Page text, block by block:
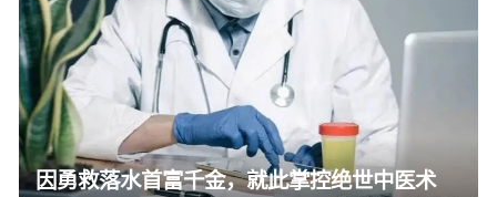
因勇救落水首富千金，就此掌控绝世中医术